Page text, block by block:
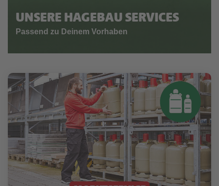
UNSERE HAGEBAU SERVICES
Passend zu Deinem Vorhaben